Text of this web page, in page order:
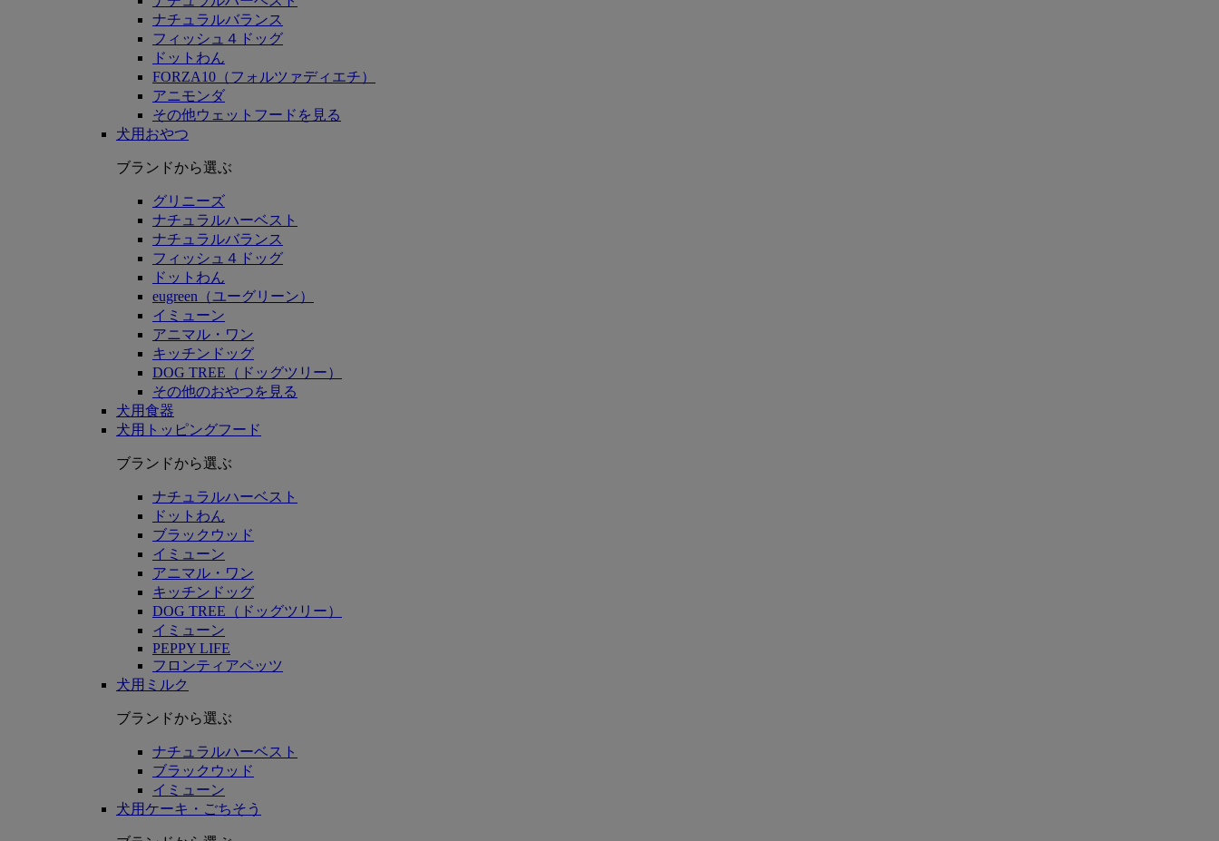
ナチュラルバランス
フィッシュ４ドッグ
ドットわん
FORZA10（フォルツァディエチ）
アニモンダ
その他ウェットフードを見る
犬用おやつ
ブランドから選ぶ
グリニーズ
ナチュラルハーベスト
ナチュラルバランス
フィッシュ４ドッグ
ドットわん
eugreen（ユーグリーン）
イミューン
アニマル・ワン
キッチンドッグ
DOG TREE（ドッグツリー）
その他のおやつを見る
犬用食器
犬用トッピングフード
ブランドから選ぶ
ナチュラルハーベスト
ドットわん
ブラックウッド
イミューン
アニマル・ワン
キッチンドッグ
DOG TREE（ドッグツリー）
イミューン
PEPPY LIFE
フロンティアペッツ
犬用ミルク
ブランドから選ぶ
ナチュラルハーベスト
ブラックウッド
イミューン
犬用ケーキ・ごちそう